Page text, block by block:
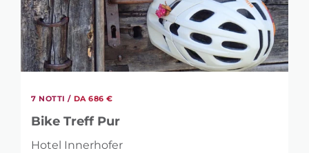
7 NOTTI / DA 686 €
Bike Treff Pur
Hotel Innerhofer